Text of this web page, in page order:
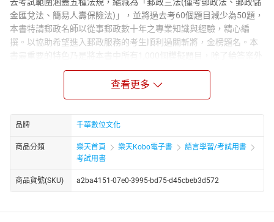
金匯兌法、簡易人壽保險法)」，並將過去考60個題目減少為50題，
本書特請郵政名師以從事郵政數十年之專業知識與經驗，精心編
撰。以協助希望進入郵政服務的考生順利過關斬將，金榜題名。本
書最重要的特色乃是將本書中所有1,000個模擬題目，除了給答案外
另作正確的解析。如此處理，目的在幫助考生在平時練習時，即可
在相互比對答案與解析的同時，直接了解並熟記相關郵政三法概
念，勤加練習，必可收熟能生巧的最大效果；接近考試時，更可作
編20回模擬試題，1000題實戰演練◎命題重點100%，精準掌握趨
勢◎精闢試題解析，觀念瓶頸大突破
查看更多
品牌 千華數位文化
商品分類 樂天首頁 樂天Kobo電子書
語言學習/考試用書
考試用書
商品貨號(SKU) a2ba4151-07e0-3995-bd75-d45cbeb3d572